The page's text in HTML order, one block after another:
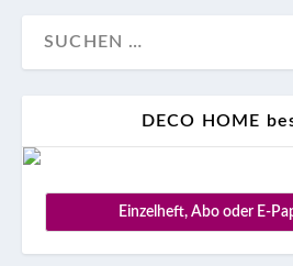
DECO HOME
Einzelheft, Abo oder E-